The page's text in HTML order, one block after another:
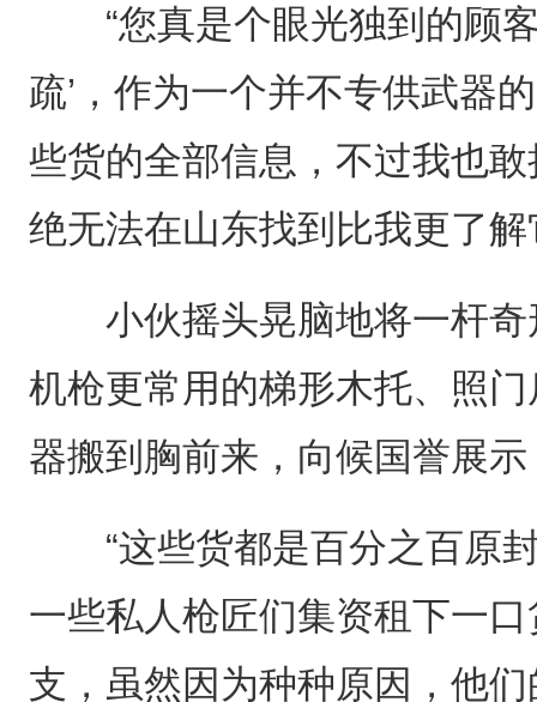
“您真是个眼光独到的顾客
疏’，作为一个并不专供武器
些货的全部信息，不过我也
绝无法在山东找到比我更了解
小伙摇头晃脑地将一杆奇
机枪更常用的梯形木托、照
器搬到胸前来，向候国誉展示
“这些货都是百分之百原封
一些私人枪匠们集资租下一
支，虽然因为种种原因，他